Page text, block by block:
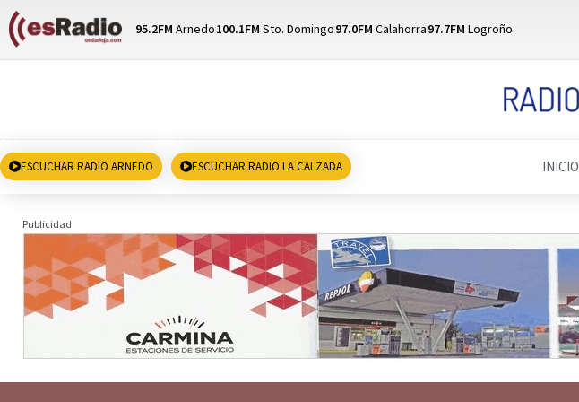
95.2FM Arnedo100.1FM Sto. Domingo97.0FM Calahorra97.7FM Logroño
ESCUCHAR RADIO ARNEDO ESCUCHAR RADIO LA CALZADA INICIO
Publicidad